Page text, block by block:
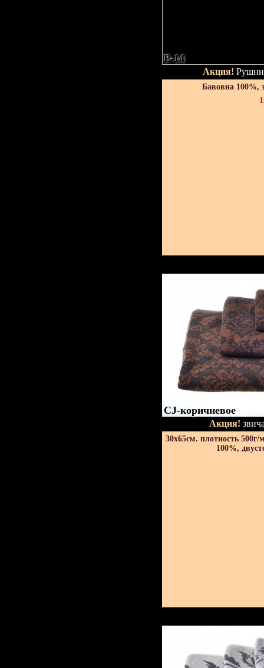
P-14
Акция!
Бавовна 100%,
CJ-коричневое
Акция!
30х65см. плотность 500г/
100%,